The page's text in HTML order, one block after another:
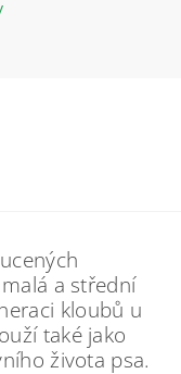
a střední
kloubů u
také jako
života psa.